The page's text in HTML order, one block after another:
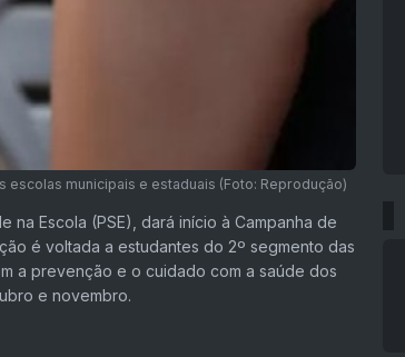
escolas municipais e estaduais (Foto: Reprodução)
na Escola (PSE), dará início à Campanha de
é voltada a estudantes do 2º segmento das
a prevenção e o cuidado com a saúde dos
e novembro.